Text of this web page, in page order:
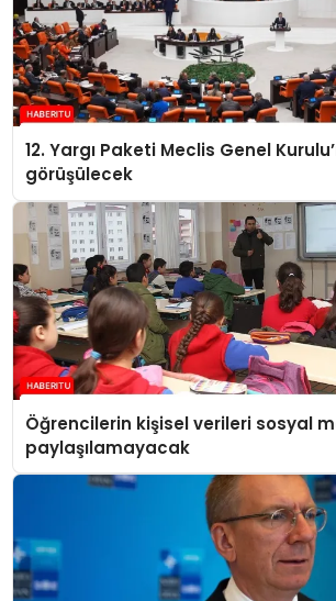
12. Yargı Paketi Meclis Genel
görüşülecek
Öğrencilerin kişisel verileri sosyal
paylaşılamayacak